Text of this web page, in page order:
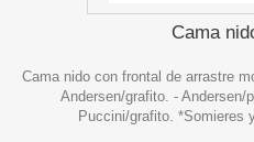
Cama
Cama nido con frontal de arrastre
Andersen/grafito. -
Puccini/grafito. *Somieres